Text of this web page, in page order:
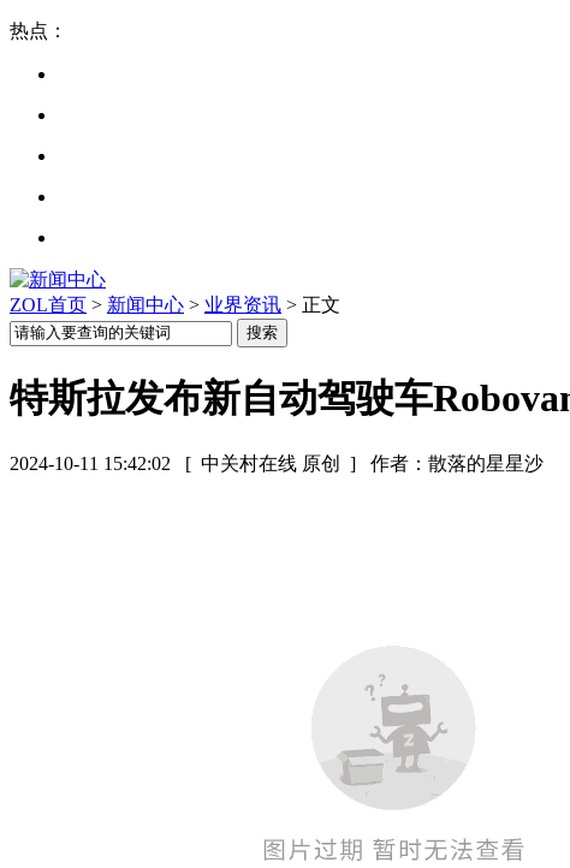
热点：
ZOL首页 > 新闻中心 > 业界资讯 > 正文
特斯拉发布新自动驾驶车
2024-10-11 15:42:02 [ 中关村在线 原创 ] 作者：散落的星星沙